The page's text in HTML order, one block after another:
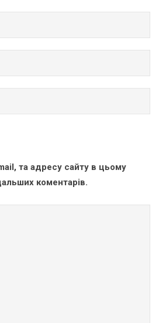
та адресу сайту в цьому
коментарів.